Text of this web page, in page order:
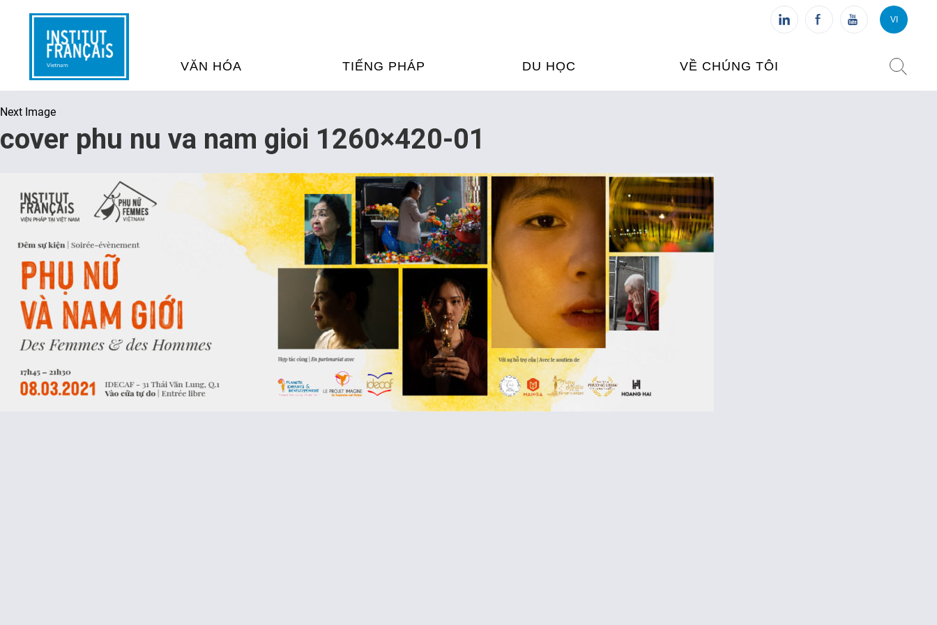
VĂN HÓA
THƯ VIỆN ĐA PHƯƠNG TIỆN
CHƯƠNG TRÌNH CHIẾU PHIM
SÁCH VÀ THƯ TỊCH
NGHỆ SỸ LƯU TRÚ
TIẾNG PHÁP
HỌC TIẾNG PHÁP NGAY TẠI
PHÁP
DỊCH TIẾNG PHÁP
HỢP TÁC TIẾNG PHÁP
DU HỌC
CỦA PHÁP TẠI VIỆT NAM
FRANCE ALUMNI VIỆT NAM
VỀ CHÚNG TÔI
CHI NHÁNH: HUẾ
CHI NHÁNH: ĐÀ NẴNG
CHI NHÁNH: TPHCM
TUYỂN DỤNG
VI
VI FR
Next Image
cover phu nu va nam gioi 1260×420-01